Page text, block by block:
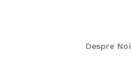
Despre Noi